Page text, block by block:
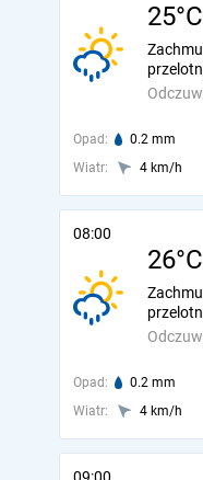
25°C
Opad: 0.2 mm
Wiatr:
4 km/h
08:00
26°C
Opad: 0.2 mm
Wiatr:
4 km/h